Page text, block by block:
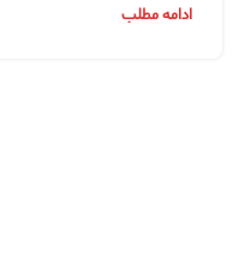
ادامه مطلب